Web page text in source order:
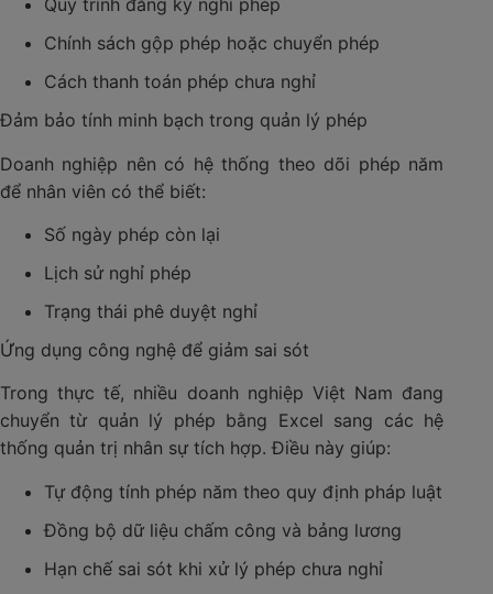
Quy trình đăng ký nghỉ phép
Chính sách gộp phép hoặc chuyển phép
Cách thanh toán phép chưa nghỉ
Đảm bảo tính minh bạch trong quản lý phép
Doanh nghiệp nên có hệ thống theo dõi phép năm
để nhân viên có thể biết:
Số ngày phép còn lại
Lịch sử nghỉ phép
Trạng thái phê duyệt nghỉ
Ứng dụng công nghệ để giảm sai sót
Trong thực tế, nhiều doanh nghiệp Việt Nam đang
chuyển từ quản lý phép bằng Excel sang các hệ
thống quản trị nhân sự tích hợp. Điều này giúp:
Tự động tính phép năm theo quy định pháp luật
Đồng bộ dữ liệu chấm công và bảng lương
Hạn chế sai sót khi xử lý phép chưa nghỉ